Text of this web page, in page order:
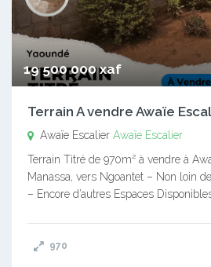
19 500 000 xaf
Terrain A vendre Awaïe
Awaïe Escalier Awaïe Escalier
Terrain Titré de 970m² à vendre à
Manassa, vers Ngoantet – Non loin
– Encore d’autres Espaces
970